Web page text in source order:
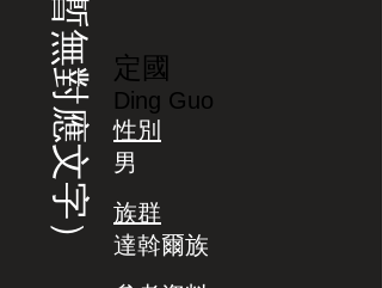
（暫無對應文字） 定國
Ding Guo
性別
男
族群
達斡爾族